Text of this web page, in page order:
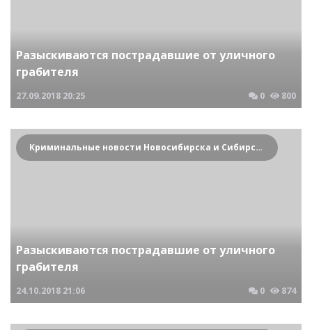
Разыскиваются пострадавшие от уличного
грабителя
27.09.2018 20:25 0 800
Криминальные новости Новосибирска и Сибирского региона
Разыскиваются пострадавшие от уличного
грабителя
24.10.2018 21:06 0 874